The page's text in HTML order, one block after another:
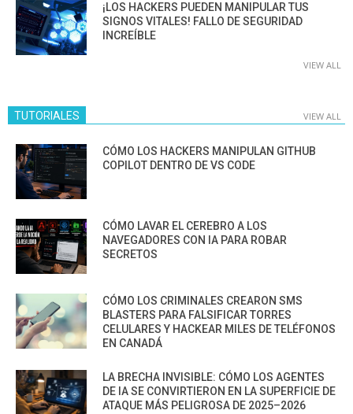
¡LOS HACKERS PUEDEN MANIPULAR TUS
SIGNOS VITALES! FALLO DE SEGURIDAD
INCREÍBLE
VIEW ALL
TUTORIALES VIEW ALL
CÓMO LOS HACKERS MANIPULAN GITHUB
COPILOT DENTRO DE VS CODE
CÓMO LAVAR EL CEREBRO A LOS
NAVEGADORES CON IA PARA ROBAR
SECRETOS
CÓMO LOS CRIMINALES CREARON SMS
BLASTERS PARA FALSIFICAR TORRES
CELULARES Y HACKEAR MILES DE TELÉFONOS
EN CANADÁ
LA BRECHA INVISIBLE: CÓMO LOS AGENTES
DE IA SE CONVIRTIERON EN LA SUPERFICIE DE
ATAQUE MÁS PELIGROSA DE 2025–2026